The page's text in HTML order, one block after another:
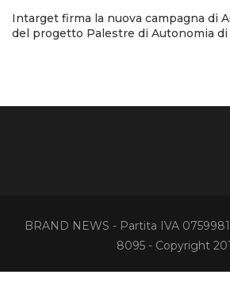
Intarget firma la nuova campagna di
del progetto Palestre di Autonomia
BRAND NEWS - Partita IVA
8095 - Copyright